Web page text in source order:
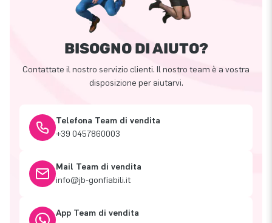
BISOGNO DI AIUTO?
Contattate il nostro servizio clienti. Il nostro team è a vostra
disposizione per aiutarvi.
Telefona Team di vendita
+39 0457860003
Mail Team di vendita
info@jb-gonfiabili.it
App Team di vendita